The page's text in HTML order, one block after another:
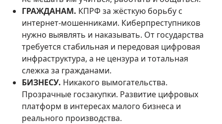
ГРАЖДАНАМ. КПРФ за жёсткую борьбу с
интернет-мошенниками. Киберпреступников
нужно выявлять и наказывать. От государства
требуется стабильная и передовая цифровая
инфраструктура, а не цензура и тотальная
слежка за гражданами.
БИЗНЕСУ. Никакого вымогательства.
Прозрачные госзакупки. Развитие цифровых
платформ в интересах малого бизнеса и
реального производства.